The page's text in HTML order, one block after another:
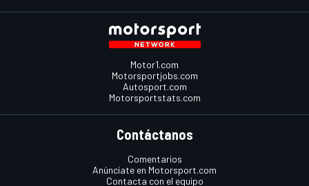
Motor1.com
Motorsportjobs.com
Autosport.com
Motorsportstats.com
Contáctanos
Comentarios
Anúnciate en Motorsport.com
Contacta con el equipo